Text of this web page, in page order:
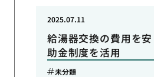
給湯器交換の費用を
助金制度を活用
2025.07.11
未分類